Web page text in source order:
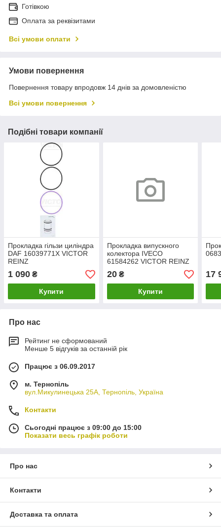
Готівкою
Оплата за реквізитами
Всі умови оплати
Умови повернення
Повернення товару впродовж 14 днів за домовленістю
Всі умови повернення
Подібні товари компанії
Прокладка гільзи циліндра
DAF 16039771X VICTOR
REINZ
1 090 ₴
Купити
Прокладка випускного
колектора IVECO
61584262 VICTOR REINZ
20₴
Купити
17
Про нас
Рейтинг не сформований
Менше 5 відгуків за останній рік
Працює з 06.09.2017
м. Тернопіль
вул.Микулинецька 25А, Тернопіль, Україна
Контакти
Сьогодні працює з 09:00 до 15:00
Показати весь графік роботи
Про нас
Контакти
Доставка та оплата